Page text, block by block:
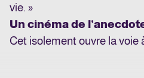
vie. »
Un cinéma de
Cet isolement ouvre la voie